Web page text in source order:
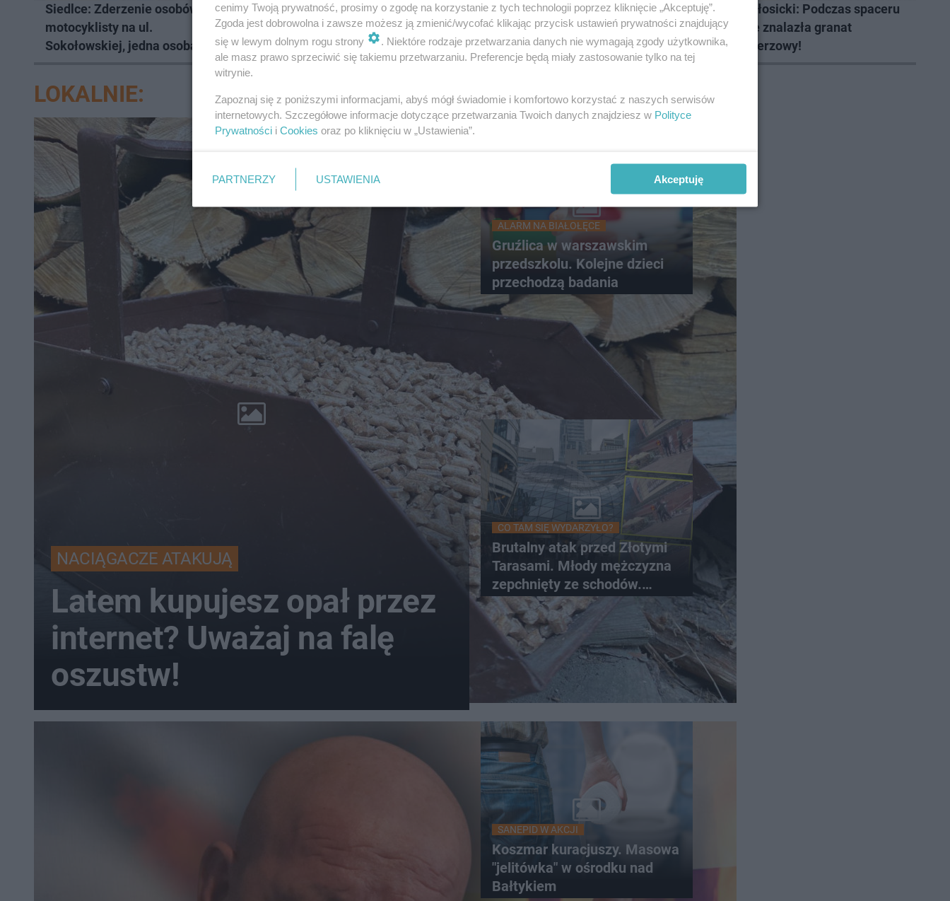
Siedlce: Zderzenie osobówki i
motocyklisty na ul.
Sokołowskiej, jedna osoba
Łosice: Zakaz kąpieli w zalewie,
stwierdzono obecność groźnej
dla zdrowia bakterii
ESKA Siedlce News. Polub nas
na Facebooku!
Powiat łosicki: Podczas spaceru
po lesie znalazła granat
moździerzowy!
LOKALNIE:
NACIĄGACZE ATAKUJĄ
Latem kupujesz opał przez
internet? Uważaj na falę
oszustw!
ALARM NA BIAŁOŁĘCE
Gruźlica w warszawskim
przedszkolu. Kolejne dzieci
przechodzą badania
CO TAM SIĘ WYDARZYŁO?
Brutalny atak przed Złotymi
Tarasami. Młody mężczyzna
zepchnięty ze schodów.
Szokujące nagranie krąży po
sieci
SANEPID W AKCJI
Koszmar kuracjuszy. Masowa
"jelitówka" w ośrodku nad
Bałtykiem
cenimy Twoją prywatność, prosimy o zgodę na korzystanie z tych technologii poprzez kliknięcie „Akceptuję”.
Zgoda jest dobrowolna i zawsze możesz ją zmienić/wycofać klikając przycisk ustawień prywatności znajdujący
się w lewym dolnym rogu strony
. Niektóre rodzaje przetwarzania danych nie wymagają zgody użytkownika,
ale masz prawo sprzeciwić się takiemu przetwarzaniu. Preferencje będą miały zastosowanie tylko na tej
witrynie.
Zapoznaj się z poniższymi informacjami, abyś mógł świadomie i komfortowo korzystać z naszych serwisów
internetowych. Szczegółowe informacje dotyczące przetwarzania Twoich danych znajdziesz w Polityce
Prywatności i Cookies oraz po kliknięciu w „Ustawienia”.
PARTNERZY USTAWIENIA Akceptuję